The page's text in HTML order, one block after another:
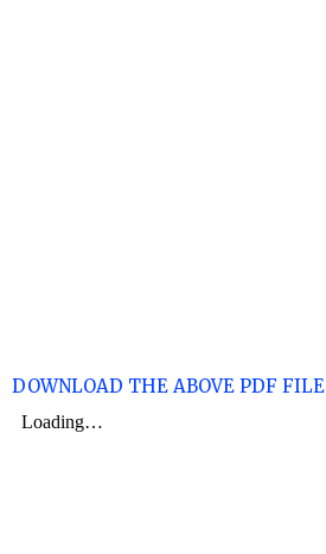
DOWNLOAD THE ABOVE PDF FILE